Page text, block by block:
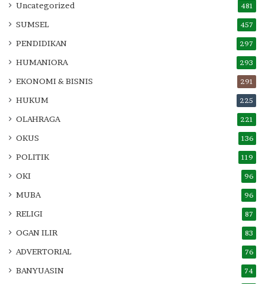
Uncategorized 481
SUMSEL 457
PENDIDIKAN 297
HUMANIORA 293
EKONOMI & BISNIS 291
HUKUM 225
OLAHRAGA 221
OKUS 136
POLITIK 119
OKI 96
MUBA 96
RELIGI 87
OGAN ILIR 83
ADVERTORIAL 76
BANYUASIN 74